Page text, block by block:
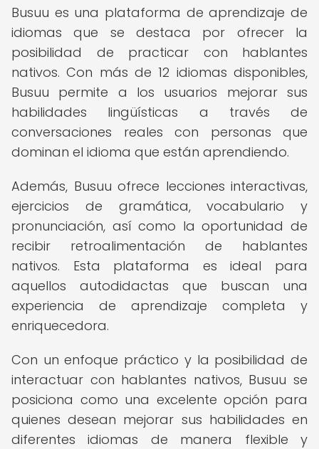
Busuu es una plataforma de aprendizaje de
idiomas que se destaca por ofrecer la
posibilidad de practicar con hablantes
nativos. Con más de 12 idiomas disponibles,
Busuu permite a los usuarios mejorar sus
habilidades lingüísticas a través de
conversaciones reales con personas que
dominan el idioma que están aprendiendo.
Además, Busuu ofrece lecciones interactivas,
ejercicios de gramática, vocabulario y
pronunciación, así como la oportunidad de
recibir retroalimentación de hablantes
nativos. Esta plataforma es ideal para
aquellos autodidactas que buscan una
experiencia de aprendizaje completa y
enriquecedora.
Con un enfoque práctico y la posibilidad de
interactuar con hablantes nativos, Busuu se
posiciona como una excelente opción para
quienes desean mejorar sus habilidades en
diferentes idiomas de manera flexible y